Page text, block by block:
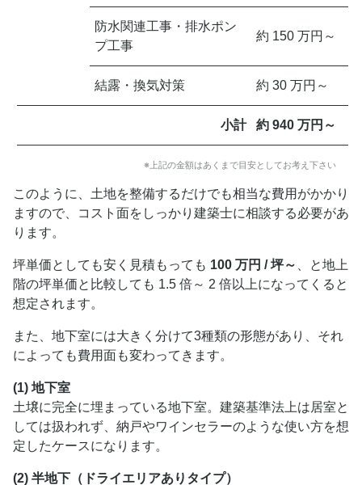
防水関連工事・排水ポン
プ工事
約 150 万円～
結露・換気対策 約 30 万円～
小計 約 940 万円～
※上記の金額はあくまで目安としてお考え下さい
このように、土地を整備するだけでも相当な費用がかかり
ますので、コスト面をしっかり建築士に相談する必要があ
ります。
坪単価としても安く見積もっても 100 万円 / 坪～
、と地上
階の坪単価と比較しても 1.5 倍～ 2 倍以上になってくると
想定されます。
また、地下室には大きく分けて3種類の形態があり、それ
によっても費用面も変わってきます。
(1) 地下室
土壌に完全に埋まっている地下室。建築基準法上は居室と
しては扱われず、納戸やワインセラーのような使い方を想
定したケースになります。
(2) 半地下（ドライエリアありタイプ）